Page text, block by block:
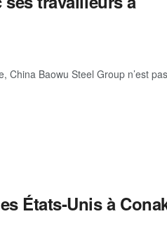
China Baowu Steel Group n’est
États-Unis à